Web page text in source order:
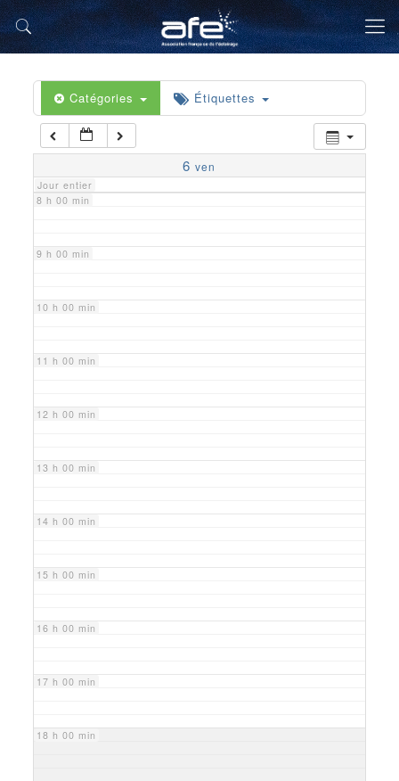
Catégories Étiquettes
6 ven
Jour entier
5 h 00 min
6 h 00 min
7 h 00 min
8 h 00 min
9 h 00 min
10 h 00 min
11 h 00 min
12 h 00 min
13 h 00 min
14 h 00 min
15 h 00 min
16 h 00 min
17 h 00 min
18 h 00 min